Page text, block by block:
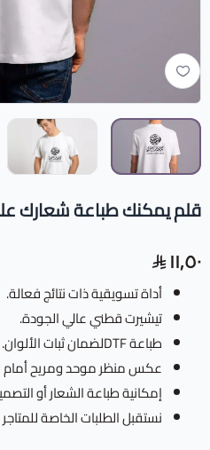
قلم يمكنك طباعة شعارك
١١٫٥٠
أداة تسويقية ذات نتائج فعالة.
تيشيرت قطني عالي الجودة.
طباعة DTFلضمان ثبات الألوان.
عكس منظر موحد ومريح أمام
إمكانية طباعة الشعار أو
نستقبل الطلبات الخاصة للمتاجر